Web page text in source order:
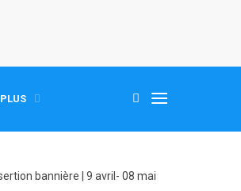
PLUS